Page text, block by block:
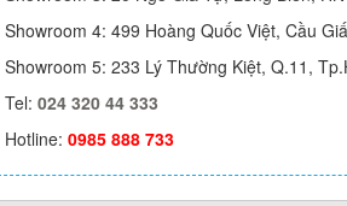
Showroom 4: 499 Hoàng Quốc Việt, Cầu
Showroom 5: 233 Lý Thường Kiệt, Q.11,
Tel:024 320 44 333
Hotline:0985 888 733